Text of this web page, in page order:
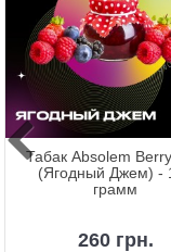
Табак Absolem
(Ягодный Джем) -
грамм
260 грн.